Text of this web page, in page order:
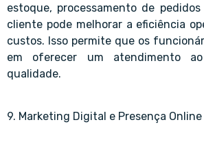
estoque, processamento de
cliente pode melhorar a eficiência
custos. Isso permite que os
em oferecer um atendimento
qualidade.
9. Marketing Digital e Presença Online